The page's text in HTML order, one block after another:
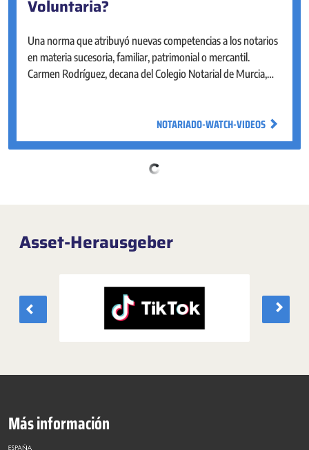
Voluntaria?
Una norma que atribuyó nuevas competencias a los notarios
en materia sucesoria, familiar, patrimonial o mercantil.
Carmen Rodríguez, decana del Colegio Notarial de Murcia,
NOTARIADO-WATCH-VIDEOS
la consulta y el análisis del mercado inmobiliario en nuestro
país. Cuenta con un mapa de fácil navegación, visual e
interactivo para explorar y obtener los principales indicadores
NOTARIADO-WATCH-VIDEOS
Asset-Herausgeber
Más información